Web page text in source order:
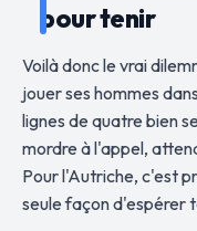
pour tenir
Voilà donc le vrai
jouer ses hommes
lignes de quatre bien
mordre à l'appel,
Pour l'Autriche, c'est
seule façon d'espérer